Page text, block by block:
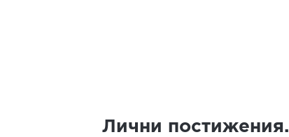
Лични постижения.